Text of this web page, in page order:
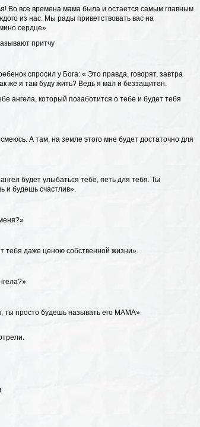
Во все времена мама была и остается самым главным
из нас. Мы рады приветствовать вас на
сердце»
притчу
спросил у Бога: « Это правда, говорят, завтра
же я там буду жить? Ведь я мал и беззащитен.
ангела, который позаботится о тебе и будет тебя
А там, на земле этого мне будет достаточно для
будет улыбаться тебе, петь для тебя. Ты
и будешь счастлив».
тебя даже ценою собственной жизни».
ты просто будешь называть его МАМА»